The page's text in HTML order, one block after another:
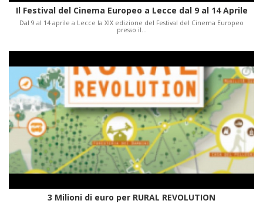
Il Festival del Cinema Europeo a Lecce dal 9 al 14 Aprile
Dal 9 al 14 aprile a Lecce la XIX edizione del Festival del Cinema Europeo
presso il…
3 Milioni di euro per RURAL REVOLUTION